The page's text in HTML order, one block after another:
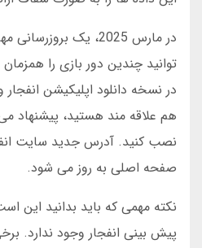
در مارس 2025، یک
توانید چندین دور بازی را
در نسخه دانلود اپلیکیشن
هم علاقه مند هستید، پیشنهاد
نصب کنید. آدرس جدید سایت
صفحه اصلی به روز می شود.
نکته مهمی که باید بدانید این
پیش بینی انفجار وجود ندارد.